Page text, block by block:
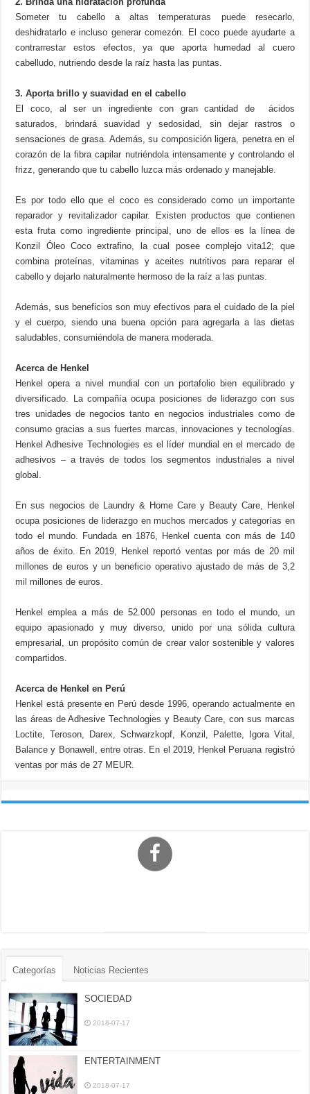
Someter tu cabello a altas temperaturas puede resecarlo,
deshidratarlo e incluso generar comezón. El coco puede ayudarte a
contrarrestar estos efectos, ya que aporta humedad al cuero
cabelludo, nutriendo desde la raíz hasta las puntas.
3. Aporta brillo y suavidad en el cabello
El coco, al ser un ingrediente con gran cantidad de ácidos
saturados, brindará suavidad y sedosidad, sin dejar rastros o
sensaciones de grasa. Además, su composición ligera, penetra en el
corazón de la fibra capilar nutriéndola intensamente y controlando el
frizz, generando que tu cabello luzca más ordenado y manejable.
Es por todo ello que el coco es considerado como un importante
reparador y revitalizador capilar. Existen productos que contienen
esta fruta como ingrediente principal, uno de ellos es la línea de
Konzil Óleo Coco extrafino, la cual posee complejo vita12; que
combina proteínas, vitaminas y aceites nutritivos para reparar el
cabello y dejarlo naturalmente hermoso de la raíz a las puntas.
Además, sus beneficios son muy efectivos para el cuidado de la piel
y el cuerpo, siendo una buena opción para agregarla a las dietas
saludables, consumiéndola de manera moderada.
Acerca de Henkel
Henkel opera a nivel mundial con un portafolio bien equilibrado y
diversificado. La compañía ocupa posiciones de liderazgo con sus
tres unidades de negocios tanto en negocios industriales como de
consumo gracias a sus fuertes marcas, innovaciones y tecnologías.
Henkel Adhesive Technologies es el líder mundial en el mercado de
adhesivos – a través de todos los segmentos industriales a nivel
global.
En sus negocios de Laundry & Home Care y Beauty Care, Henkel
ocupa posiciones de liderazgo en muchos mercados y categorías en
todo el mundo. Fundada en 1876, Henkel cuenta con más de 140
años de éxito. En 2019, Henkel reportó ventas por más de 20 mil
millones de euros y un beneficio operativo ajustado de más de 3,2
mil millones de euros.
Henkel emplea a más de 52.000 personas en todo el mundo, un
equipo apasionado y muy diverso, unido por una sólida cultura
empresarial, un propósito común de crear valor sostenible y valores
compartidos.
Acerca de Henkel en Perú
Henkel está presente en Perú desde 1996, operando actualmente en
las áreas de Adhesive Technologies y Beauty Care, con sus marcas
Loctite, Teroson, Darex, Schwarzkopf, Konzil, Palette, Igora Vital,
Balance y Bonawell, entre otras. En el 2019, Henkel Peruana registró
ventas por más de 27 MEUR.
Categorías Noticias Recientes
SOCIEDAD
2018-07-17
ENTERTAINMENT
2018-07-17